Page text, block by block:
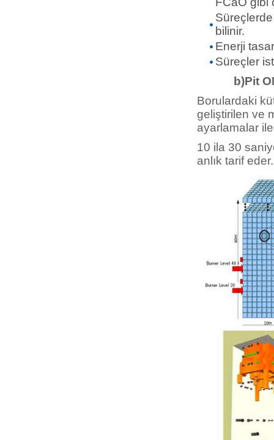
bilinir.
Enerji
Süreçler
b)Pit
Borulardaki
geliştirilen ve
ayarlamalar ile
10 ila 30
anlık tarif eder.